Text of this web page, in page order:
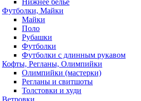
Нижнее белье
Футболки, Майки
Майки
Поло
Рубашки
Футболки
Футболки с длинным рукавом
Кофты, Регланы, Олимпийки
Олимпийки (мастерки)
Регланы и свитшоты
Толстовки и худи
Ветровки